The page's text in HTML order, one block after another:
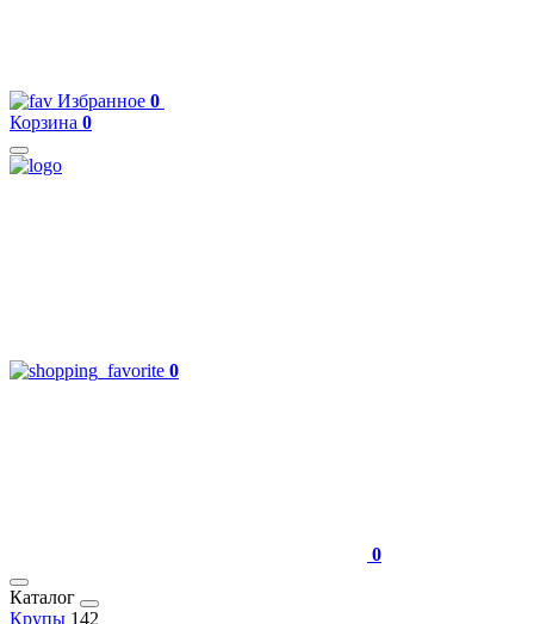
Избранное 0
Корзина 0
0
0
Каталог
Крупы 142